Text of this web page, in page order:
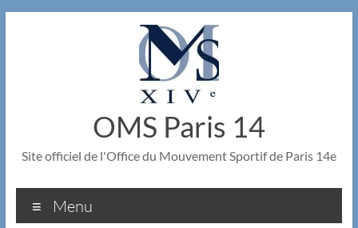
OMS Paris 14
Site officiel de l'Office du Mouvement Sportif de Paris 14e
Menu